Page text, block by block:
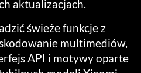
aktualizacjach.
świeże funkcje z
multimediów,
API i motywy oparte